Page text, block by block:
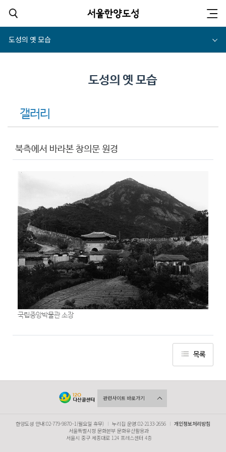
도성의 옛 모습
갤러리
도성의 옛 모습
북측에서 바라본 창의문 원경
국립중앙박물관 소장
목록
관련사이트 바로가기
한양도성 안내:02-779-9870~1(월요일 휴무) 누리집 운영:02-2133-2656
개인정보처리방침
서울특별시청 문화본부 문화유산활용과
서울시 중구 세종대로 124 프레스센터 4층